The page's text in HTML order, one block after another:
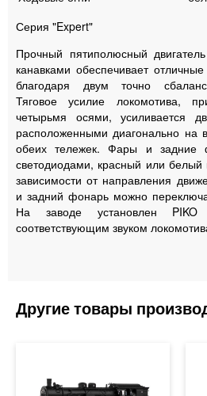
Серия "Expert"
Прочный пятиполюсный
канавками обеспечивает
благодаря двум точно
Тяговое усилие локомотива,
четырьмя осями, усиливается
расположенными диагонально на
обеих тележек. Фары и задние
светодиодами, красный или белый
зависимости от направления
и задний фонарь можно
На заводе установлен
соответствующим звуком